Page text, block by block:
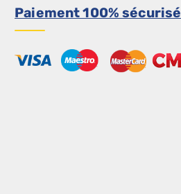
Paiement 100% sécurisé